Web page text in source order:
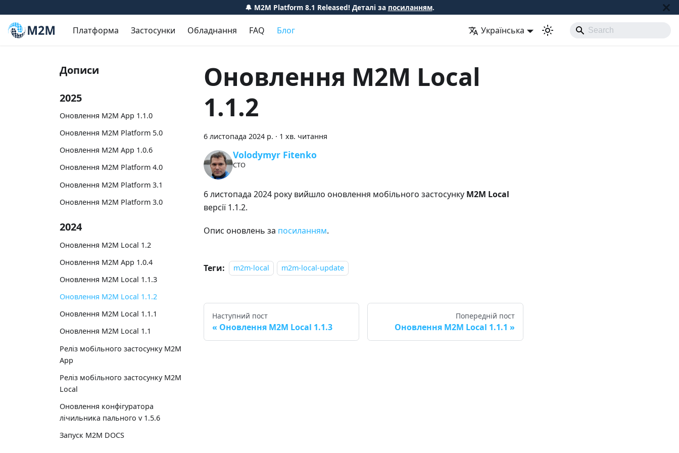
🔔 M2M Platform 8.1 Released! Деталі за посиланням.
Платформа Застосунки Обладнання FAQ Блог Українська
Дописи
2025
Оновлення M2M App 1.1.0
Оновлення M2M Platform 5.0
Оновлення M2M App 1.0.6
Оновлення M2M Platform 4.0
Оновлення M2M Platform 3.1
Оновлення M2M Platform 3.0
2024
Оновлення M2M Local 1.2
Оновлення M2M App 1.0.4
Оновлення M2M Local 1.1.3
Оновлення M2M Local 1.1.2
Оновлення M2M Local 1.1.1
Оновлення M2M Local 1.1
Реліз мобільного застосунку M2M
App
Реліз мобільного застосунку M2M
Local
Оновлення конфігуратора
лічильника пального v 1.5.6
Запуск M2M DOCS
Оновлення M2M Local
1.1.2
6 листопада 2024 р. · 1 хв. читання
Volodymyr Fitenko
CTO
6 листопада 2024 року вийшло оновлення мобільного застосунку M2M Local
версії 1.1.2.
Опис оновлень за посиланням.
Теги: m2m-local m2m-local-update
Наступний пост
Оновлення M2M Local 1.1.3
Попередній пост
Оновлення M2M Local 1.1.1